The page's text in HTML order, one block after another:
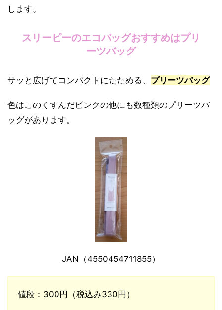
します。
スリーピーのエコバッグおすすめはプリ
ーツバッグ
サッと広げてコンパクトにたためる、 プリーツバッグ
色はこのくすんだピンクの他にも数種類のプリーツバ
ッグがあります。
JAN（4550454711855）
値段：300円（税込み330円）